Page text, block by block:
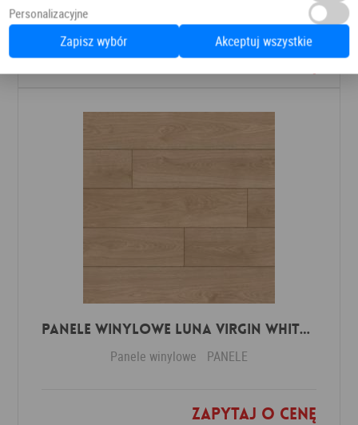
Zapytaj o cenę
Dodaj do ulubionych
Panele winylowe Luna virgin white 57588 Klasa 34 3 mm
Panele winylowe PANELE
Zapytaj o cenę
Dodaj do ulubionych
Personalizacyjne
Zapisz wybór Akceptuj wszystkie